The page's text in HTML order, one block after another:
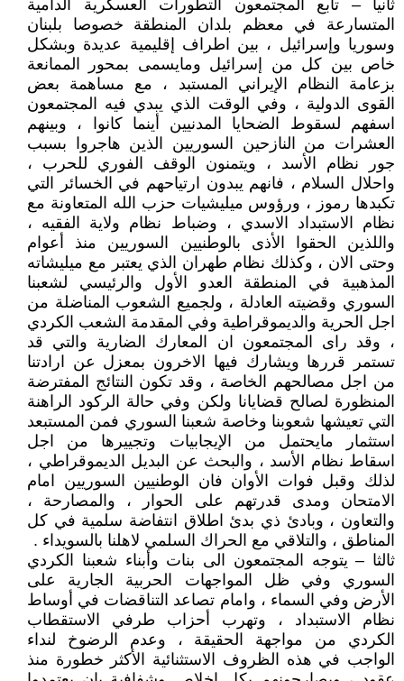
ثانيا – تابع المجتمعون التطورات العسكرية الدامية
المتسارعة في معظم بلدان المنطقة خصوصا بلبنان
وسوريا وإسرائيل ، بين اطراف إقليمية عديدة وبشكل
خاص بين كل من إسرائيل ومايسمى بمحور الممانعة
بزعامة النظام الإيراني المستبد ، مع مساهمة بعض
القوى الدولية ، وفي الوقت الذي يبدي فيه المجتمعون
اسفهم لسقوط الضحايا المدنيين أينما كانوا ، وبينهم
العشرات من النازحين السوريين الذين هاجروا بسبب
جور نظام الأسد ، ويتمنون الوقف الفوري للحرب ،
واحلال السلام ، فانهم يبدون ارتياحهم في الخسائر التي
تكبدها رموز ، ورؤوس ميليشيات حزب الله المتعاونة مع
نظام الاستبداد الاسدي ، وضباط نظام ولاية الفقيه ،
واللذين الحقوا الأذى بالوطنيين السوريين منذ أعوام
وحتى الان ، وكذلك نظام طهران الذي يعتبر مع ميليشاته
المذهبية في المنطقة العدو الأول والرئيسي لشعبنا
السوري وقضيته العادلة ، ولجميع الشعوب المناضلة من
اجل الحرية والديموقراطية وفي المقدمة الشعب الكردي
، وقد راى المجتمعون ان المعارك الضارية والتي قد
تستمر قررها ويشارك فيها الاخرون بمعزل عن ارادتنا
من اجل مصالحهم الخاصة ، وقد تكون النتائج المفترضة
المنظورة لصالح قضايانا ولكن وفي حالة الركود الراهنة
التي تعيشها شعوبنا وخاصة شعبنا السوري فمن المستبعد
استثمار مايحتمل من الإيجابيات وتجييرها من اجل
اسقاط نظام الأسد ، والبحث عن البديل الديموقراطي ،
لذلك وقبل فوات الأوان فان الوطنيين السوريين امام
الامتحان ومدى قدرتهم على الحوار ، والمصارحة ،
والتعاون ، وبادئ ذي بدئ اطلاق انتفاضة سلمية في كل
المناطق ، والتلاقي مع الحراك السلمي لاهلنا بالسويداء .
ثالثا – يتوجه المجتمعون الى بنات وأبناء شعبنا الكردي
السوري وفي ظل المواجهات الحربية الجارية على
الأرض وفي السماء ، وامام تصاعد التناقضات في أوساط
نظام الاستبداد ، وتهرب أحزاب طرفي الاستقطاب
الكردي من مواجهة الحقيقة ، وعدم الرضوخ لنداء
الواجب في هذه الظروف الاستثنائية الأكثر خطورة منذ